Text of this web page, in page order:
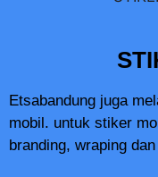
Etsabandung juga
mobil. untuk stiker
branding, wraping